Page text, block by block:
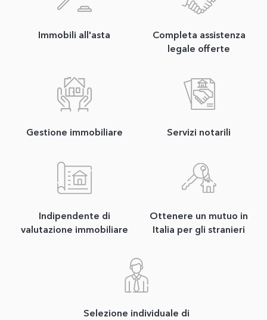
Immobili all'asta
Completa assistenza
legale offerte
Gestione immobiliare Servizi notarili
Indipendente di
valutazione immobiliare
Ottenere un mutuo in
Italia per gli stranieri
Selezione individuale di